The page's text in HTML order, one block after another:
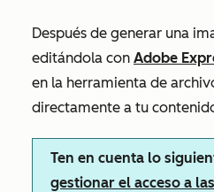
Después de generar una
editándola con Adobe
en la herramienta de
directamente a tu
Ten en cuenta lo
gestionar el acceso a